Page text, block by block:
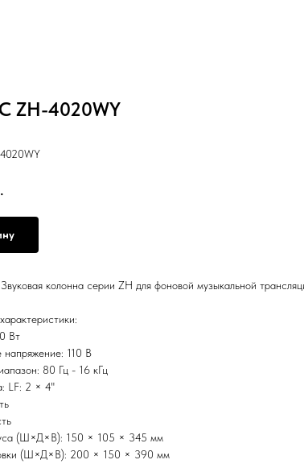
ZH-4020WY
колонна серии ZH для фоновой музыкальной
Вт
напряжение: 110 В
80 Гц - 16 кГц
LF: 2 × 4"
(Ш×Д×В): 150 × 105 × 345 мм
(Ш×Д×В): 200 × 150 × 390 мм